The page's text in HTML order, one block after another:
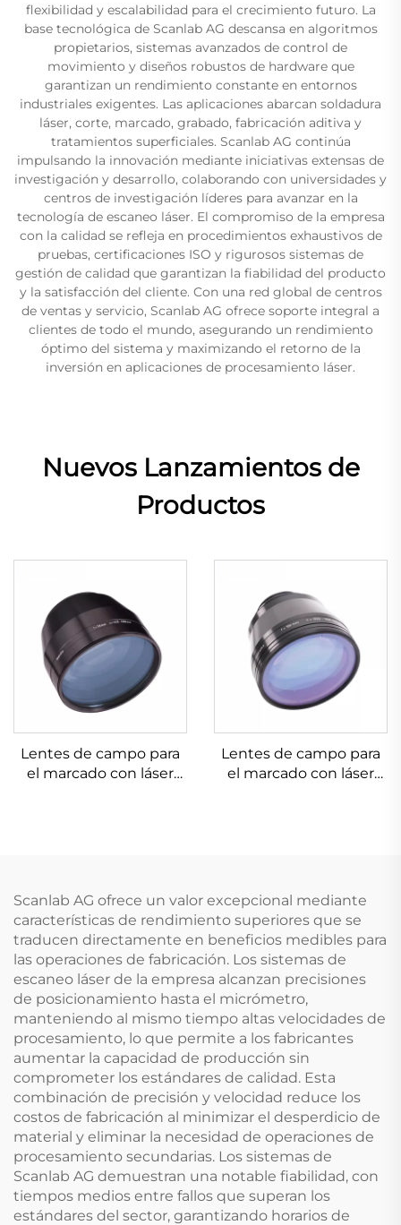
flexibilidad y escalabilidad para el crecimiento futuro. La
base tecnológica de Scanlab AG descansa en algoritmos
propietarios, sistemas avanzados de control de
movimiento y diseños robustos de hardware que
garantizan un rendimiento constante en entornos
industriales exigentes. Las aplicaciones abarcan soldadura
láser, corte, marcado, grabado, fabricación aditiva y
tratamientos superficiales. Scanlab AG continúa
impulsando la innovación mediante iniciativas extensas de
investigación y desarrollo, colaborando con universidades y
centros de investigación líderes para avanzar en la
tecnología de escaneo láser. El compromiso de la empresa
con la calidad se refleja en procedimientos exhaustivos de
pruebas, certificaciones ISO y rigurosos sistemas de
gestión de calidad que garantizan la fiabilidad del producto
y la satisfacción del cliente. Con una red global de centros
de ventas y servicio, Scanlab AG ofrece soporte integral a
clientes de todo el mundo, asegurando un rendimiento
óptimo del sistema y maximizando el retorno de la
inversión en aplicaciones de procesamiento láser.
Nuevos Lanzamientos de
Productos
Lentes de campo para
el marcado con láser
Lentes de campo para
el marcado con láser
Scanlab AG ofrece un valor excepcional mediante
características de rendimiento superiores que se
traducen directamente en beneficios medibles para
las operaciones de fabricación. Los sistemas de
escaneo láser de la empresa alcanzan precisiones
de posicionamiento hasta el micrómetro,
manteniendo al mismo tiempo altas velocidades de
procesamiento, lo que permite a los fabricantes
aumentar la capacidad de producción sin
comprometer los estándares de calidad. Esta
combinación de precisión y velocidad reduce los
costos de fabricación al minimizar el desperdicio de
material y eliminar la necesidad de operaciones de
procesamiento secundarias. Los sistemas de
Scanlab AG demuestran una notable fiabilidad, con
tiempos medios entre fallos que superan los
estándares del sector, garantizando horarios de